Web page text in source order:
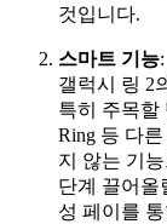
것입니다.
스마트 기능:
갤럭시 링 2
특히 주목할
Ring 등 다
지 않는 기
단계 끌어올
성 페이를